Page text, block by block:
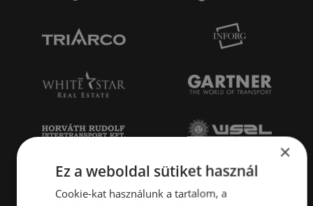
×
Ez a weboldal sütiket használ
Cookie-kat használunk a tartalom, a